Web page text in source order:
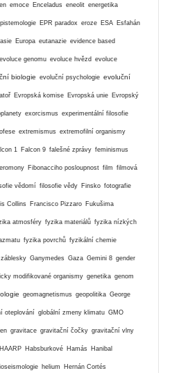
emoce Enceladus eneolit energetika
EPR paradox eroze ESA Esfahán
Europa eutanazie evidence based
evoluce genomu evoluce hvězd evoluce
biologie evoluční psychologie evoluční
Evropská komise Evropská unie Evropský
exorcismus experimentální filosofie
extremismus extremofilní organismy
1 Falcon 9 falešné zprávy feminismus
Fibonacciho posloupnost film filmová
vědomí filosofie vědy Finsko fotografie
Collins Francisco Pizzaro Fukušima
atmosféry fyzika materiálů fyzika nízkých
fyzika povrchů fyzikální chemie
Ganymedes Gaza Gemini 8 gender
modifikované organismy genetika genom
geomagnetismus geopolitika George
oteplování globální zmeny klimatu GMO
gravitace gravitační čočky gravitační vlny
HAARP Habsburkové Hamás Hanibal
helium Hernán Cortés